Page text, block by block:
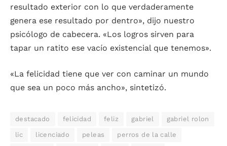
resultado exterior con lo que verdaderamente
genera ese resultado por dentro», dijo nuestro
psicólogo de cabecera. «Los logros sirven para
tapar un ratito ese vacío existencial que tenemos».
«La felicidad tiene que ver con caminar un mundo
que sea un poco más ancho», sintetizó.
destacado felicidad feliz gabriel gabriel rolon
lic licenciado peleas perros de la calle